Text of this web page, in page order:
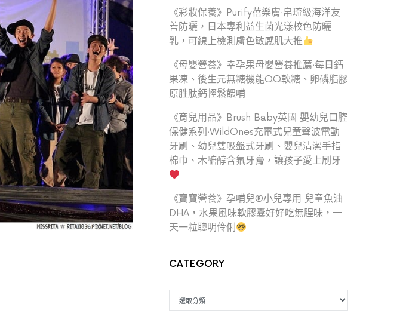
《彩妝保養》Purify蓓樂膚‧帛琉級海洋友
善防曬，日本專利益生菌光漾校色防曬
乳，可線上檢測膚色敏感肌大推
《母嬰營養》幸孕果母嬰營養推薦‧每日鈣
果凍、後生元無糖機能QQ軟糖、卵磷脂膠
原胜肽鈣輕鬆餵哺
《育兒用品》Brush Baby英國 嬰幼兒口腔
保健系列‧WildOnes充電式兒童聲波電動
牙刷、幼兒雙吸盤式牙刷、嬰兒清潔手指
棉巾、木醣醇含氟牙膏，讓孩子愛上刷牙
《寶寶營養》孕哺兒®小兒專用 兒童魚油
DHA，水果風味軟膠囊好好吃無腥味，一
天一粒聰明伶俐
CATEGORY